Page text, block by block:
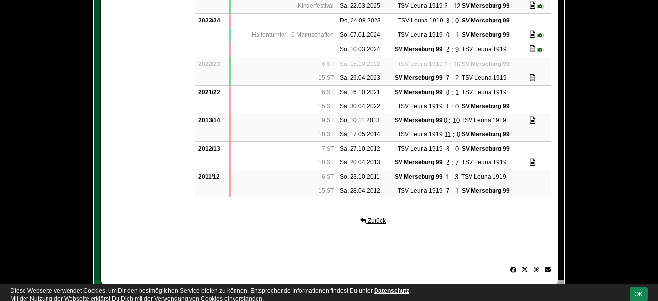
Kinderfestival Sa, 22.03.2025 TSV Leuna 1919 3 : 12 SV Merseburg 99 ( )
2023/24 Do, 24.08.2023 TSV Leuna 1919 3 : 0 SV Merseburg 99
Hallenturnier - 6 Mannschaften So, 07.01.2024 TSV Leuna 1919 0 : 1 SV Merseburg 99 ( )
So, 10.03.2024 SV Merseburg 99 2 : 9 TSV Leuna 1919 ( )
2022/23 6.ST Sa, 15.10.2022 TSV Leuna 1919 1 : 16 SV Merseburg 99
15.ST
Sa, 29.04.2023 SV Merseburg 99 7 : 2 TSV Leuna 1919
2021/22 6.ST Sa, 16.10.2021 SV Merseburg 99 0 : 1
TSV Leuna 1919
15.ST
Sa, 30.04.2022 TSV Leuna 1919 1 : 0 SV Merseburg 99
2013/14 9.ST So, 10.11.2013 SV Merseburg 990 : 10 TSV Leuna 1919
18.ST Sa, 17.05.2014 TSV Leuna 1919 11 : 0 SV Merseburg 99
2012/13 7.ST Sa, 27.10.2012 TSV Leuna 1919 8 : 0 SV Merseburg 99
18.ST
Sa, 20.04.2013 SV Merseburg 99 2 : 7 TSV Leuna 1919
2011/12 6.ST So, 23.10.2011 SV Merseburg 99 1 : 3 TSV Leuna 1919
15.ST
Sa, 28.04.2012 TSV Leuna 1919 7 : 1 SV Merseburg 99
Zurück
Besucherstatistik Impressum Datenschutz OK
Diese Webseite verwendet Cookies, um Dir den bestmöglichen Service bieten zu können. Entsprechende Informationen findest Du unter Datenschutz.
Mit der Nutzung der Webseite erklärst Du Dich mit der Verwendung von Cookies einverstanden.